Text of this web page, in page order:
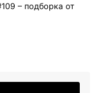
– подборка от